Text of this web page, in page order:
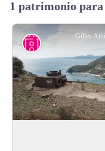
1 patrimonio
Gilles